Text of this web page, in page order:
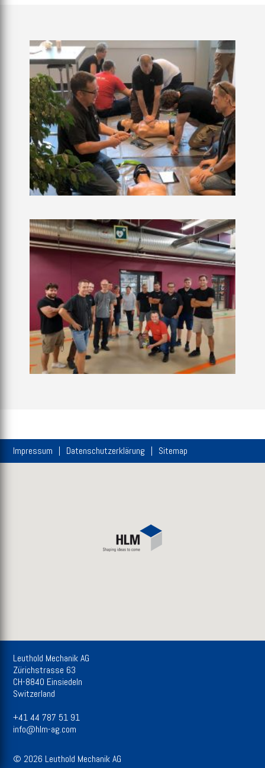
Impressum Datenschutzerklärung Sitemap
Leuthold Mechanik AG
Zürichstrasse 63
CH-8840 Einsiedeln
Switzerland
+41 44 787 51 91
info@hlm-ag.com
© 2026 Leuthold Mechanik AG